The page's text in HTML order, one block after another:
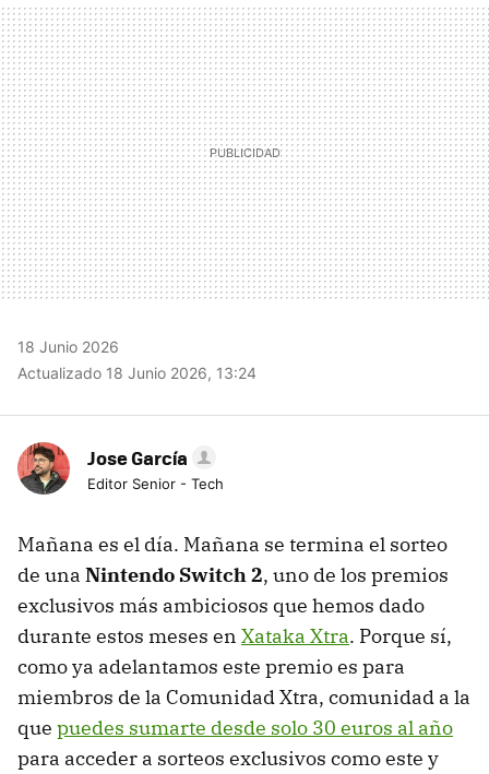
MAIL
18 Junio 2026
Actualizado 18 Junio 2026, 13:24
Jose García
Editor Senior - Tech
Mañana es el día. Mañana se termina el sorteo
de una Nintendo Switch 2, uno de los premios
exclusivos más ambiciosos que hemos dado
durante estos meses en Xataka Xtra. Porque sí,
como ya adelantamos este premio es para
miembros de la Comunidad Xtra, comunidad a la
que puedes sumarte desde solo 30 euros al año
para acceder a sorteos exclusivos como este y